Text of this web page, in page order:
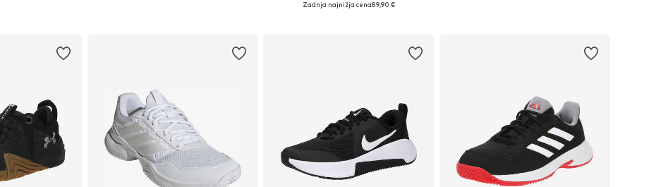
+1
Na voljo v različnih velikostih
Zadnja najnižja cena89,90 €